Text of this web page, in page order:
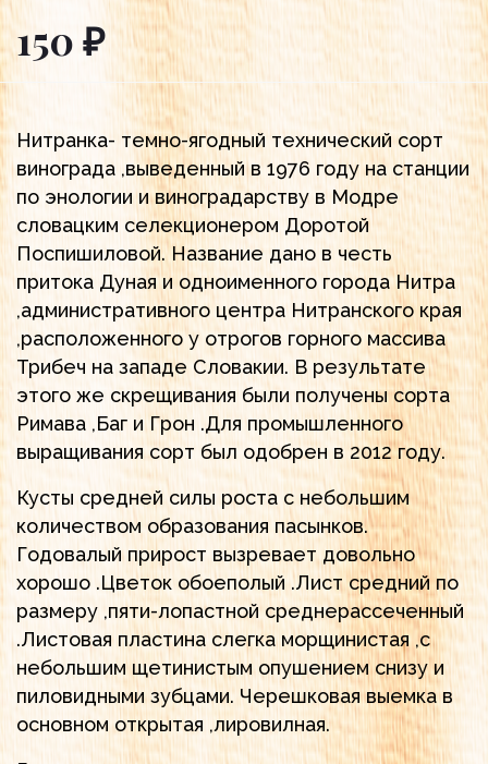
150 ₽
Нитранка- темно-ягодный технический сорт
винограда ,выведенный в 1976 году на станции
по энологии и виноградарству в Модре
словацким селекционером Доротой
Поспишиловой. Название дано в честь
притока Дуная и одноименного города Нитра
,административного центра Нитранского края
,расположенного у отрогов горного массива
Трибеч на западе Словакии. В результате
этого же скрещивания были получены сорта
Римава ,Баг и Грон .Для промышленного
выращивания сорт был одобрен в 2012 году.
Кусты средней силы роста с небольшим
количеством образования пасынков.
Годовалый прирост вызревает довольно
хорошо .Цветок обоеполый .Лист средний по
размеру ,пяти-лопастной среднерассеченный
.Листовая пластина слегка морщинистая ,с
небольшим щетинистым опушением снизу и
пиловидными зубцами. Черешковая выемка в
основном открытая ,лировилная.